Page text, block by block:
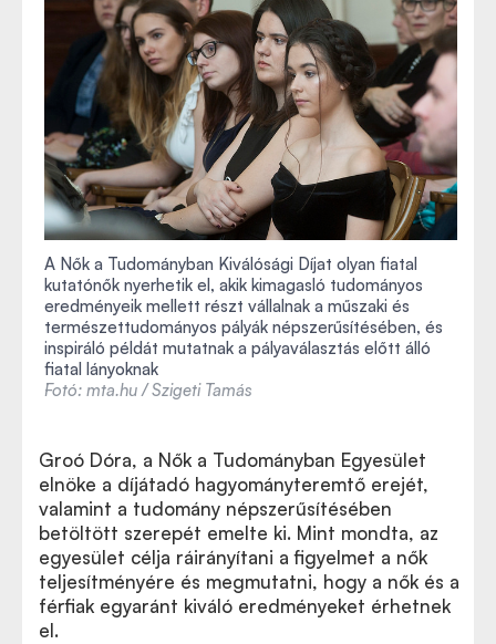
A Nők a Tudományban Kiválósági Díjat olyan fiatal
kutatónők nyerhetik el, akik kimagasló tudományos
eredményeik mellett részt vállalnak a műszaki és
természettudományos pályák népszerűsítésében, és
inspiráló példát mutatnak a pályaválasztás előtt álló
fiatal lányoknak
Fotó: mta.hu / Szigeti Tamás
Groó Dóra, a Nők a Tudományban Egyesület
elnöke a díjátadó hagyományteremtő erejét,
valamint a tudomány népszerűsítésében
betöltött szerepét emelte ki. Mint mondta, az
egyesület célja ráirányítani a figyelmet a nők
teljesítményére és megmutatni, hogy a nők és a
férfiak egyaránt kiváló eredményeket érhetnek
el.